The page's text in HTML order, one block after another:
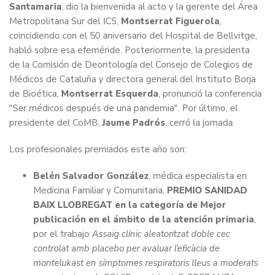
Santamaria, dio la bienvenida al acto y la gerente del Área
Metropolitana Sur del ICS, Montserrat Figuerola,
coincidiendo con el 50 aniversario del Hospital de Bellvitge,
habló sobre esa efeméride. Posteriormente, la presidenta
de la Comisión de Deontología del Consejo de Colegios de
Médicos de Cataluña y directora general del Instituto Borja
de Bioética, Montserrat Esquerda, pronunció la conferencia
"Ser médicos después de una pandemia". Por último, el
presidente del CoMB,Jaume Padrós, cerró la jornada.
Los profesionales premiados este año son:
Belén Salvador González, médica especialista en
Medicina Familiar y Comunitaria, PREMIO SANIDAD
BAIX LLOBREGAT en la categoría de Mejor
publicación en el ámbito de la atención primaria,
por el trabajo Assaig clínic aleatoritzat doble cec
controlat amb placebo per avaluar l’eficàcia de
montelukast en símptomes respiratoris lleus a moderats